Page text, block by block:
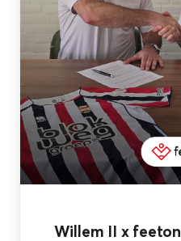
Willem II x feeton